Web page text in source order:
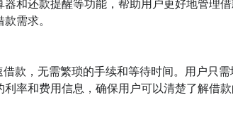
和还款提醒等功能，帮助用户更好地管理借
需求。
款，无需繁琐的手续和等待时间。用户只需
率和费用信息，确保用户可以清楚了解借款